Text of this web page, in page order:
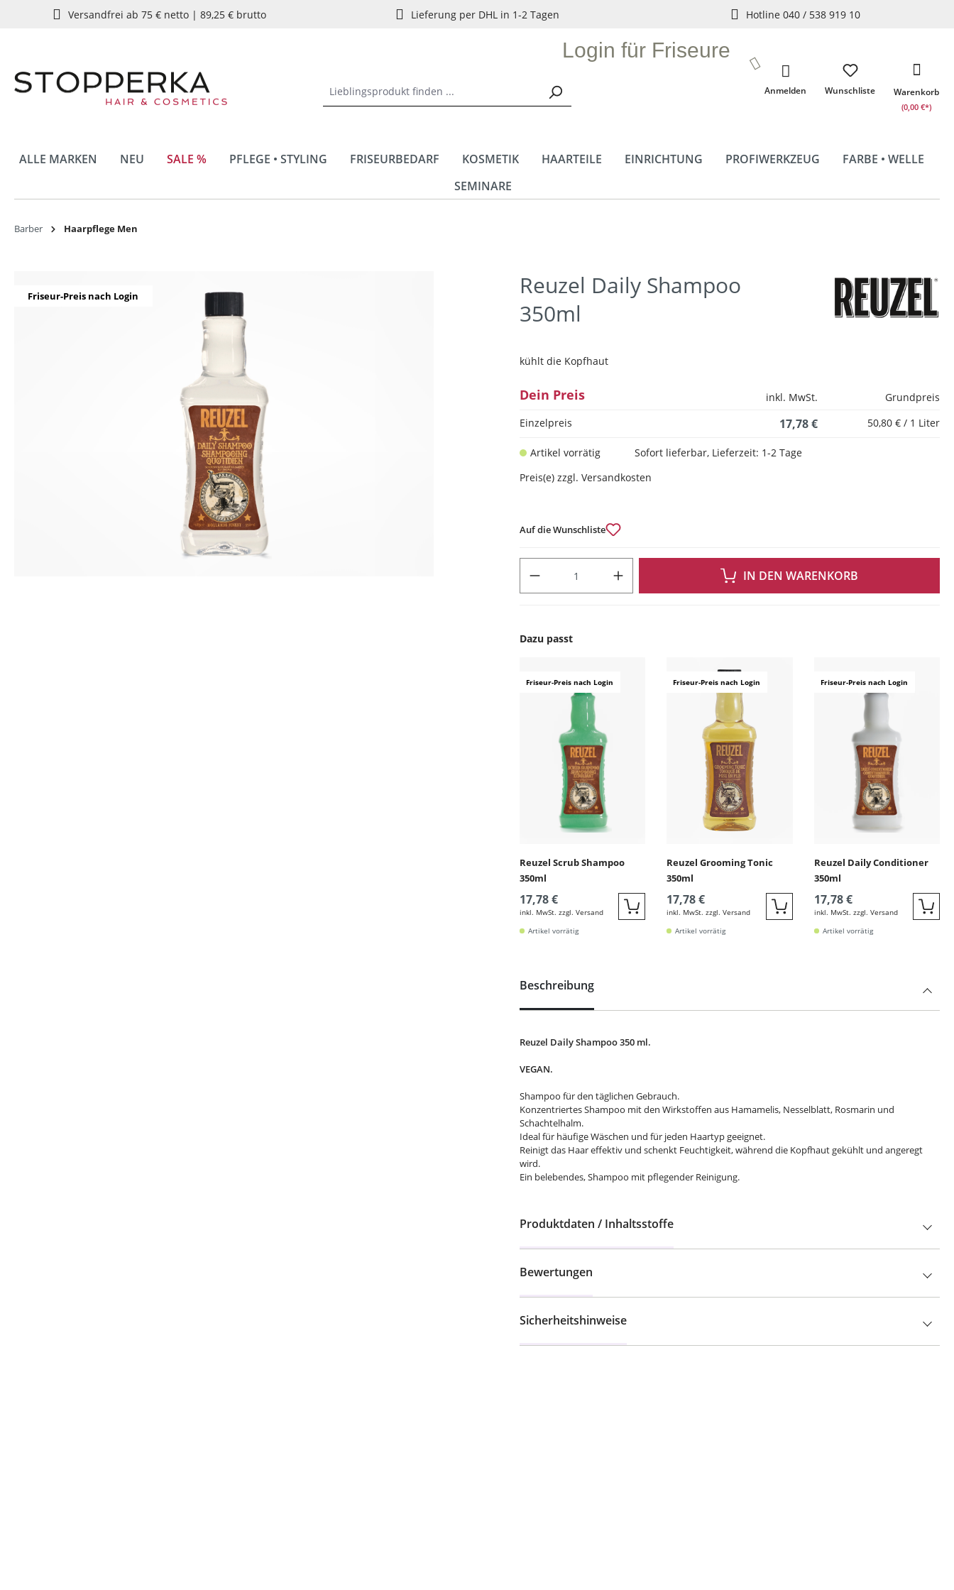
Zur Hauptnavigation springen
Versandfrei ab 75 € netto | 89,25 € brutto Lieferung per DHL in 1-2 Tagen Hotline 040 / 538 919 10
Login für Friseure
Wunschliste
Anmelden Warenkorb
(0,00 €*)
ALLE MARKEN NEU SALE % PFLEGE • STYLING FRISEURBEDARF KOSMETIK HAARTEILE EINRICHTUNG PROFIWERKZEUG
FARBE • WELLE
SEMINARE
Barber Haarpflege Men
Friseur-Preis nach Login
Reuzel Daily Shampoo
350ml
kühlt die Kopfhaut
Dein Preis inkl. MwSt.
Grundpreis
Einzelpreis
17,78 € 50,80 € / 1 Liter
Artikel vorrätig
Sofort lieferbar, Lieferzeit: 1-2 Tage
Preis(e) zzgl. Versandkosten
Auf die Wunschliste
IN DEN WARENKORB
Dazu passt
Friseur-Preis nach Login
Reuzel Scrub Shampoo
350ml
17,78 €
inkl. MwSt. zzgl. Versand Quickbuy
Artikel vorrätig
Friseur-Preis nach Login
Reuzel Grooming Tonic
350ml
17,78 €
inkl. MwSt. zzgl. Versand Quickbuy
Artikel vorrätig
Friseur-Preis nach Login
Reuzel Daily Conditioner
350ml
17,78 €
inkl. MwSt. zzgl. Versand
Artikel vorrätig
Beschreibung
Reuzel Daily Shampoo 350 ml.
VEGAN.
Shampoo für den täglichen Gebrauch.
Konzentriertes Shampoo mit den Wirkstoffen aus Hamamelis, Nesselblatt, Rosmarin und
Schachtelhalm.
Ideal für häufige Wäschen und für jeden Haartyp geeignet.
Reinigt das Haar effektiv und schenkt Feuchtigkeit, während die Kopfhaut gekühlt und angeregt
wird.
Ein belebendes, Shampoo mit pflegender Reinigung.
Produktdaten / Inhaltsstoffe
Bewertungen
Sicherheitshinweise